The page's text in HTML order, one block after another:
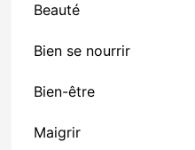
Beauté
Bien se nourrir
Bien-être
Maigrir